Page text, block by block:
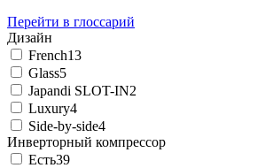
Перейти в глоссарий
Дизайн
French13
Glass5
Japandi SLOT-IN2
Luxury4
Side-by-side4
Инверторный компрессор
Есть39